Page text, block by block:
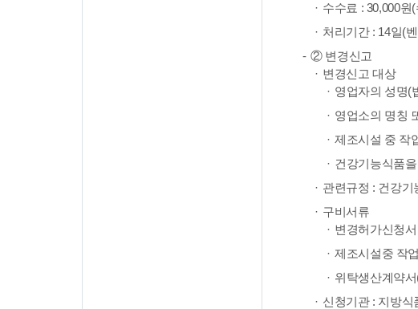
수수료 : 30,000원
처리기간 : 14일(
② 변경신고
변경신고 대상
영업자의 성명(
영업소의 명칭
제조시설 중 작
건강기능식품
관련규정 : 건강
구비서류
변경허가신청
제조시설중 작
위탁생산계약
신청기관 : 지방